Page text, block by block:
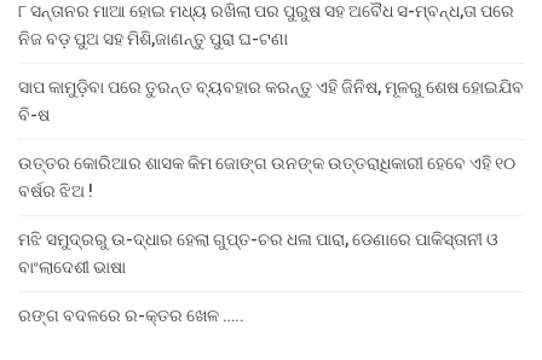
୮ ସନ୍ତାନର ମାଆ ହୋଇ ମଧ୍ୟ ରଖିଲା ପର ପୁରୁଷ ସହ ଅବୈଧ ସ-ମ୍ବନ୍ଧ,ତା ପରେ
ନିଜ ବଡ଼ ପୁଅ ସହ ମିଶି,ଜାଣନ୍ତୁ ପୁରା ଘ-ଟଣା
ସାପ କାମୁଡ଼ିବା ପରେ ତୁରନ୍ତ ବ୍ୟବହାର କରନ୍ତୁ ଏହି ଜିନିଷ, ମୂଳରୁ ଶେଷ ହୋଇଯିବ
ବି-ଷ
ଉତ୍ତର କୋରିଆର ଶାସକ କିମ ଜୋଙ୍ଗ ଉନଙ୍କ ଉତ୍ତରାଧିକାରୀ ହେବେ ଏହି ୧୦
ବର୍ଷର ଝିଅ !
ମଝି ସମୁଦ୍ରରୁ ଉ-ଦ୍ଧାର ହେଲା ଗୁପ୍ତ-ଚର ଧଳା ପାରା, ଡେଣାରେ ପାକିସ୍ତାନୀ ଓ
ବାଂଲାଦେଶୀ ଭାଷା
ରଙ୍ଗ ବଦଳରେ ର-କ୍ତର ଖେଳ …..